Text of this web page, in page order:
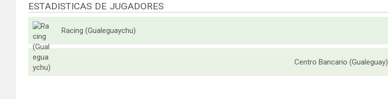
ESTADISTICAS DE JUGADORES
Racing (Gualeguaychu)
Centro Bancario (Gualeguay)